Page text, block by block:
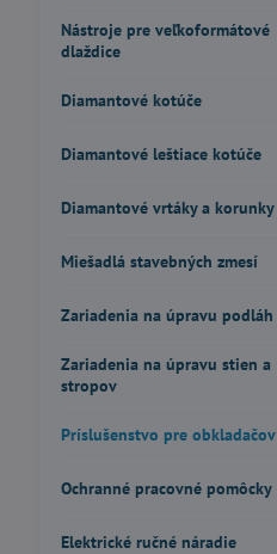
Nástroje pre veľkoformátové
dlaždice
Diamantové kotúče
Diamantové leštiace kotúče
Diamantové vrtáky a korunky
Miešadlá stavebných zmesí
Zariadenia na úpravu podláh
Zariadenia na úpravu stien a
stropov
Príslušenstvo pre obkladačov
Ochranné pracovné pomôcky
Elektrické ručné náradie